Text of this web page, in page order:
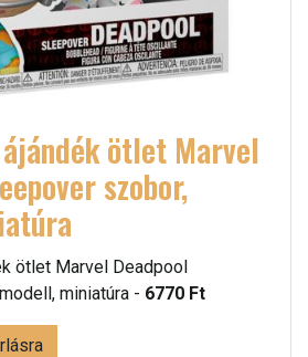
ötlet Marvel
szobor,
ötlet Marvel Deadpool
miniatúra - 6770 Ft